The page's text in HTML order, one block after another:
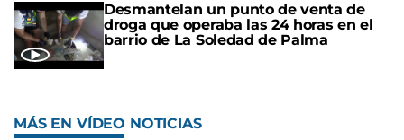
Desmantelan un punto de venta de
droga que operaba las 24 horas en el
barrio de La Soledad de Palma
MÁS EN VÍDEO NOTICIAS